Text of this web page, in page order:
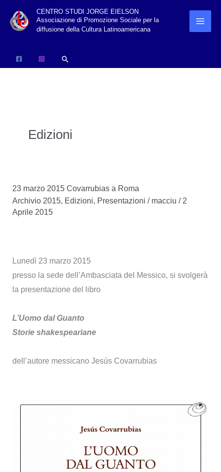
CENTRO STUDI JORGE EIELSON
Associazione di Promozione Sociale per la
diffusione della Cultura Latinoamericana
Cerca
Edizioni
23 marzo 2015 Covarrubias a Roma
Archivio 2015, Edizioni, Presentazioni / macciu / 2
Aprile 2015
Lunedì 23 marzo 2015
presso la sede dell’Ambasciata del Messico, si svolgerà
la presentazione del libro
L’Uomo dal Guanto
Storie shakespeariane
dell’autore messicano Jesús Covarrubias